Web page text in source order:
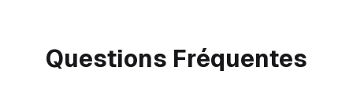
Questions Fréquentes